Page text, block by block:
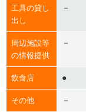
工具の貸し
出し
－
周辺施設等
の情報提供
－
飲食店 ●
その他 －